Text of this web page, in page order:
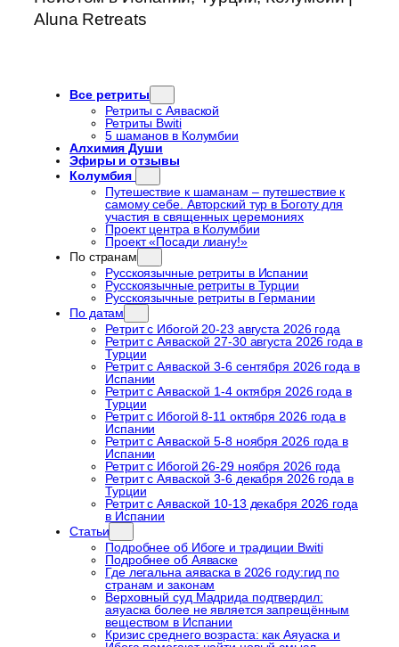
Aluna Retreats
Все ретриты
Ретриты с Аяваской
Ретриты Bwiti
5 шаманов в Колумбии
Алхимия Души
Эфиры и отзывы
Колумбия
Путешествие к шаманам – путешествие к
самому себе. Авторский тур в Боготу для
участия в священных церемониях
Проект центра в Колумбии
Проект «Посади лиану!»
По странам
Русскоязычные ретриты в Испании
Русскоязычные ретриты в Турции
Русскоязычные ретриты в Германии
По датам
Ретрит с Ибогой 20-23 августа 2026 года
Ретрит с Аяваской 27-30 августа 2026 года в
Турции
Ретрит с Аяваской 3-6 сентября 2026 года в
Испании
Ретрит с Аяваской 1-4 октября 2026 года в
Турции
Ретрит с Ибогой 8-11 октября 2026 года в
Испании
Ретрит с Аяваской 5-8 ноября 2026 года в
Испании
Ретрит с Ибогой 26-29 ноября 2026 года
Ретрит с Аяваской 3-6 декабря 2026 года в
Турции
Ретрит с Аяваской 10-13 декабря 2026 года
в Испании
Статьи
Подробнее об Ибоге и традиции Bwiti
Подробнее об Аяваске
Где легальна аяваска в 2026 году:гид по
странам и законам
Верховный суд Мадрида подтвердил:
аяуаска более не является запрещённым
веществом в Испании
Кризис среднего возраста: как Аяуаска и